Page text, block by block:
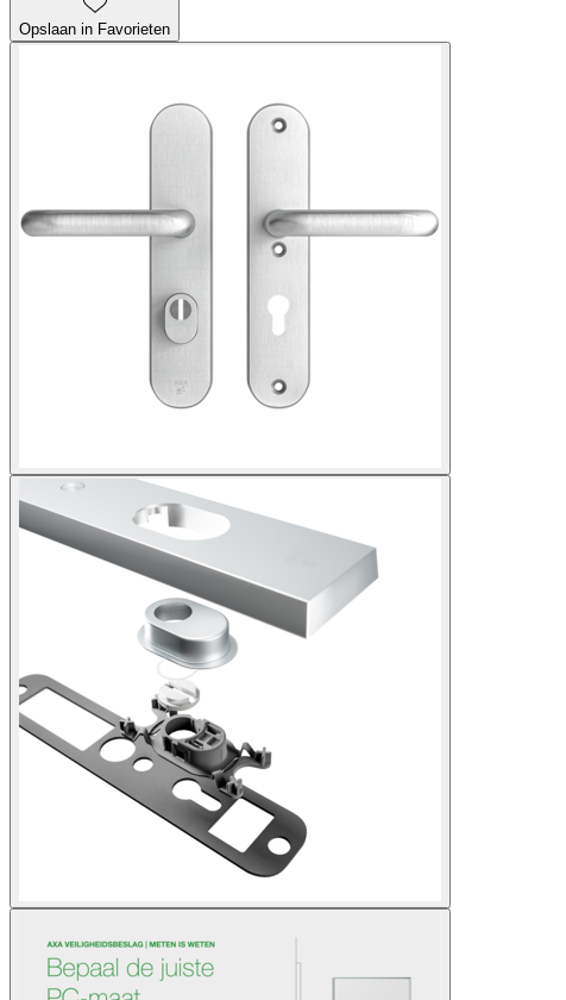
Opslaan in Favorieten